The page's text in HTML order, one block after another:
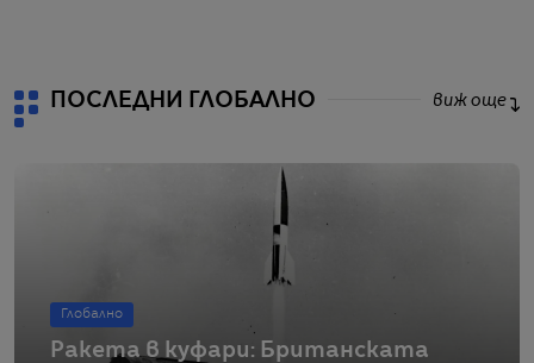
ПОСЛЕДНИ ГЛОБАЛНО виж още
Глобално
Ракета в куфари: Британската